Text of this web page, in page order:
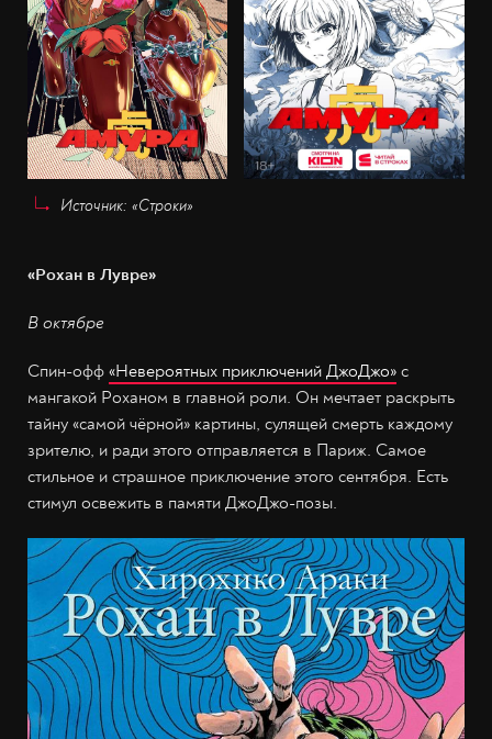
Источник: «Строки»
«Рохан в Лувре»
В октябре
Спин-офф «Невероятных приключений ДжоДжо» с
мангакой Роханом в главной роли. Он мечтает раскрыть
тайну «самой чёрной» картины, сулящей смерть каждому
зрителю, и ради этого отправляется в Париж. Самое
стильное и страшное приключение этого сентября. Есть
стимул освежить в памяти ДжоДжо-позы.